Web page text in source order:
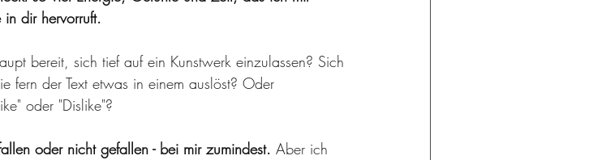
dir hervorruft.
bereit, sich tief auf ein Kunstwerk einzulassen? Sich
fern der Text etwas in einem auslöst? Oder
oder "Dislike"?
oder nicht gefallen - bei mir zumindest. Aber ich